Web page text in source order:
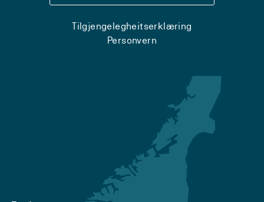
Tilgjengelegheitserklæring
Personvern